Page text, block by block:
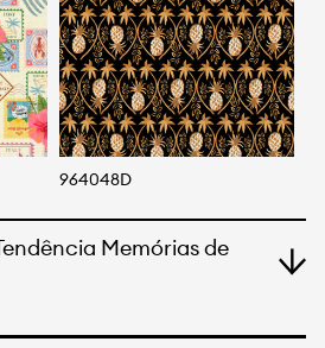
964048D
Memórias de